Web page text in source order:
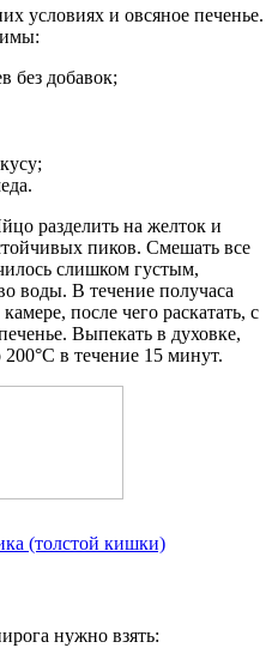
условиях и овсяное печенье.
без добавок;
разделить на желток и
пиков. Смешать все
слишком густым,
воды. В течение получаса
после чего раскатать, с
Выпекать в духовке,
200°С в течение 15 минут.
(толстой кишки)
нужно взять: